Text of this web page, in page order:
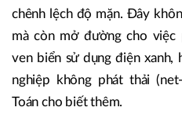
chênh lệch độ mặn. Đây
mà còn mở đường cho việc
ven biển sử dụng điện xanh,
nghiệp không phát thải
Toán cho biết thêm.